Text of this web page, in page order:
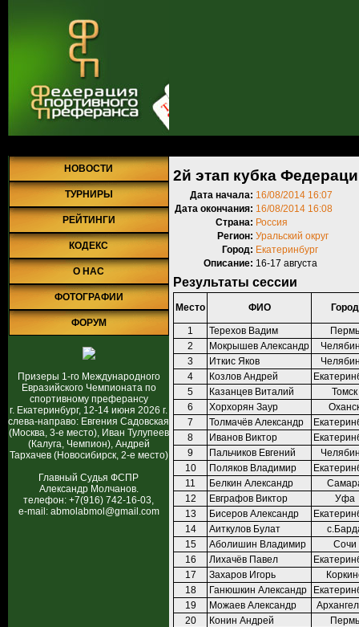
НОВОСТИ
ТУРНИРЫ
РЕЙТИНГИ
КОДЕКС
О НАС
ФОТОГРАФИИ
ФОРУМ
Призеры 1-го Международного
Евразийского Чемпионата по
спортивному преферансу
г. Екатеринбург, 12-14 июня 2026 г.
слева-направо: Евгения Садовская
(Москва, 3-е место), Иван Тулупеев
(Калуга, Чемпион), Андрей
Тархачев (Новосибирск, 2-е место)
Главный Судья ФСПР
Александр Молчанов.
телефон: +7(916) 742-16-03,
e-mail: abmolabmol@gmail.com
2й этап кубка
Дата начала: 16/08/2014 16:07
Дата окончания: 16/08/2014 16:08
Страна: Россия
Регион: Уральский округ
Город: Екатеринбург
Описание: 16-17 августа
Результаты сессии
Место ФИО Город
1 Терехов Вадим
Пермь
2
Мокрышев Александр
3
Иткис Яков
4
Козлов Андрей
5
Казанцев Виталий
Томск
6
Хорхорян Заур
7
Толмачёв Александр
8
Иванов Виктор
9
Пальчиков Евгений
10
Поляков Владимир
11
Белкин Александр
12
Евграфов Виктор
Уфа
13
Бисеров Александр
14
Аиткулов Булат
15
Аболишин Владимир
Сочи
16
Лихачёв Павел
17
Захаров Игорь
18
Ганюшкин Александр
19
Можаев Александр
20
Конин Андрей
Пермь